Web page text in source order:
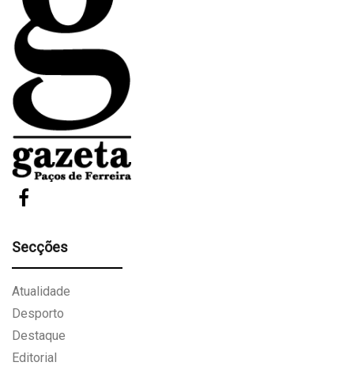
Secções
Atualidade
Desporto
Destaque
Editorial